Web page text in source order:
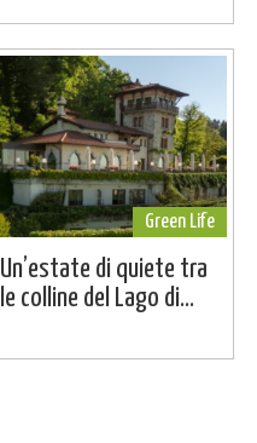
Green Life
Un’estate di quiete tra
le colline del Lago di...